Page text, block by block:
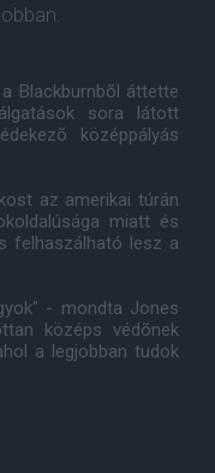
Blackburnbõl áttette
sora látott
középpályás
az amerikai túrán
miatt és
felhaszálható lesz a
- mondta Jones
középs védõnek
a legjobban tudok